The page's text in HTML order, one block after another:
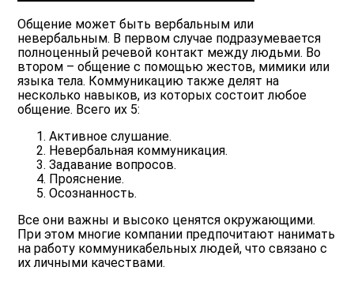
Общение может быть вербальным или
невербальным. В первом случае подразумевается
полноценный речевой контакт между людьми. Во
втором – общение с помощью жестов, мимики или
языка тела. Коммуникацию также делят на
несколько навыков, из которых состоит любое
общение. Всего их 5:
Активное слушание.
Невербальная коммуникация.
Задавание вопросов.
Прояснение.
Осознанность.
Все они важны и высоко ценятся окружающими.
При этом многие компании предпочитают нанимать
на работу коммуникабельных людей, что связано с
их личными качествами.